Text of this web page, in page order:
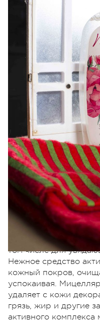
Мицеллярная вода
мире косметических
Она замечательно
механического
кожный покров
минералами.
Rose Water сделана
замечательно
том числе для
Нежное средство
кожный покров,
успокаивая.
удаляет с кожи
грязь, жир и другие
активного комплекса